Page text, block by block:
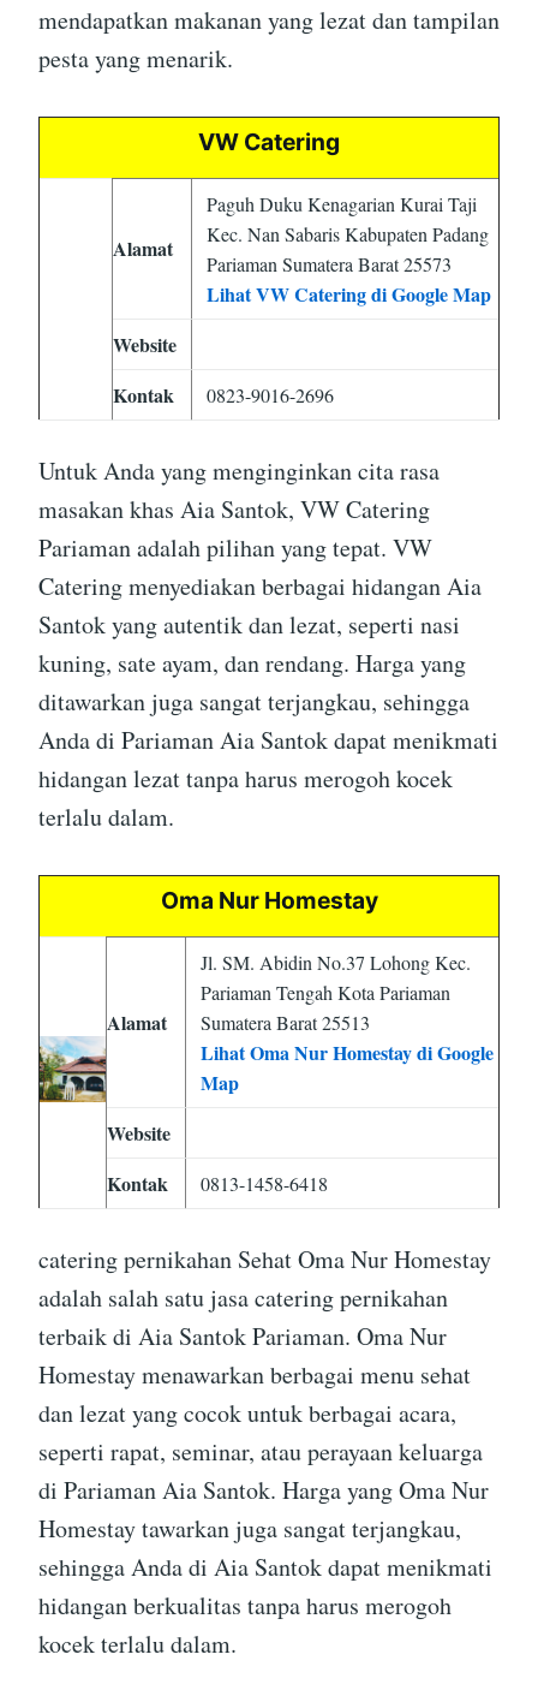
mendapatkan makanan yang lezat dan tampilan
pesta yang menarik.
VW Catering
Alamat
Paguh Duku Kenagarian Kurai Taji
Kec. Nan Sabaris Kabupaten Padang
Pariaman Sumatera Barat 25573
Lihat VW Catering di Google Map
Website
Kontak
0823-9016-2696
Untuk Anda yang menginginkan cita rasa
masakan khas Aia Santok, VW Catering
Pariaman adalah pilihan yang tepat. VW
Catering menyediakan berbagai hidangan Aia
Santok yang autentik dan lezat, seperti nasi
kuning, sate ayam, dan rendang. Harga yang
ditawarkan juga sangat terjangkau, sehingga
Anda di Pariaman Aia Santok dapat menikmati
hidangan lezat tanpa harus merogoh kocek
terlalu dalam.
Oma Nur Homestay
Alamat
Jl. SM. Abidin No.37 Lohong Kec.
Pariaman Tengah Kota Pariaman
Sumatera Barat 25513
Lihat Oma Nur Homestay di Google
Map
Website
Kontak
0813-1458-6418
catering pernikahan Sehat Oma Nur Homestay
adalah salah satu jasa catering pernikahan
terbaik di Aia Santok Pariaman. Oma Nur
Homestay menawarkan berbagai menu sehat
dan lezat yang cocok untuk berbagai acara,
seperti rapat, seminar, atau perayaan keluarga
di Pariaman Aia Santok. Harga yang Oma Nur
Homestay tawarkan juga sangat terjangkau,
sehingga Anda di Aia Santok dapat menikmati
hidangan berkualitas tanpa harus merogoh
kocek terlalu dalam.